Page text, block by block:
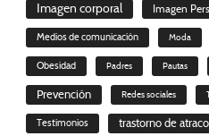
Imagen corporal Imagen
Medios de comunicación Moda
Obesidad Padres Pautas
Prevención Redes sociales
Testimonios trastorno de